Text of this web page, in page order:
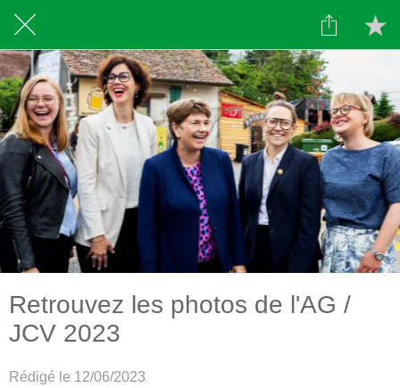
Retrouvez les photos de l'AG /
JCV 2023
Rédigé le 12/06/2023